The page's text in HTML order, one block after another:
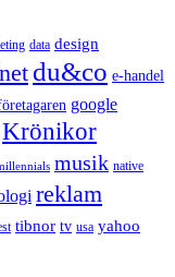
data design
du&co e-handel
google
Krönikor
musik native
reklam
tibnor tv usa yahoo